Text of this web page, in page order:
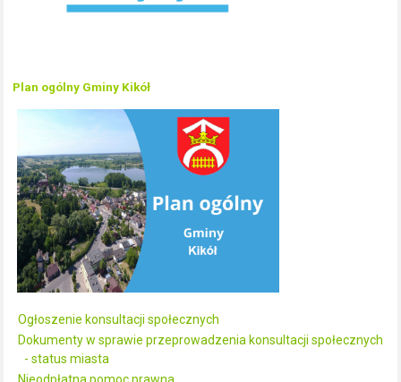
Plan ogólny Gminy Kikół
Ogłoszenie konsultacji społecznych
Dokumenty w sprawie przeprowadzenia konsultacji społecznych
- status miasta